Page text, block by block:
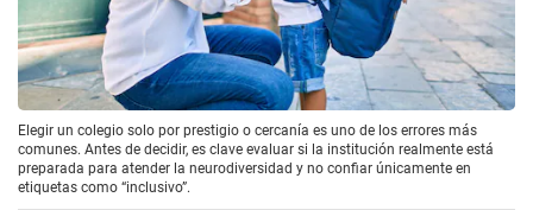
Elegir un colegio solo por prestigio o cercanía es uno de los errores más
comunes. Antes de decidir, es clave evaluar si la institución realmente está
preparada para atender la neurodiversidad y no confiar únicamente en
etiquetas como “inclusivo”.